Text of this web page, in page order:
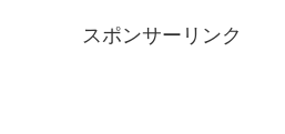
スポンサーリンク